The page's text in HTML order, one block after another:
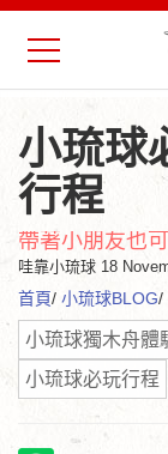
小琉球
行程
帶著小朋友也
哇靠小琉球 18
首頁/ 小琉球BLOG/
小琉球獨木舟體
小琉球必玩行程